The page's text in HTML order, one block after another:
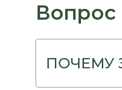
Вопрос
ПОЧЕМУ